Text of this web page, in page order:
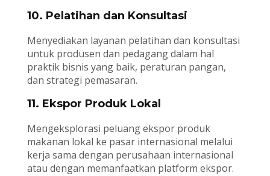
10. Pelatihan dan Konsultasi
Menyediakan layanan pelatihan dan konsultasi
untuk produsen dan pedagang dalam hal
praktik bisnis yang baik, peraturan pangan,
dan strategi pemasaran.
11. Ekspor Produk Lokal
Mengeksplorasi peluang ekspor produk
makanan lokal ke pasar internasional melalui
kerja sama dengan perusahaan internasional
atau dengan memanfaatkan platform ekspor.